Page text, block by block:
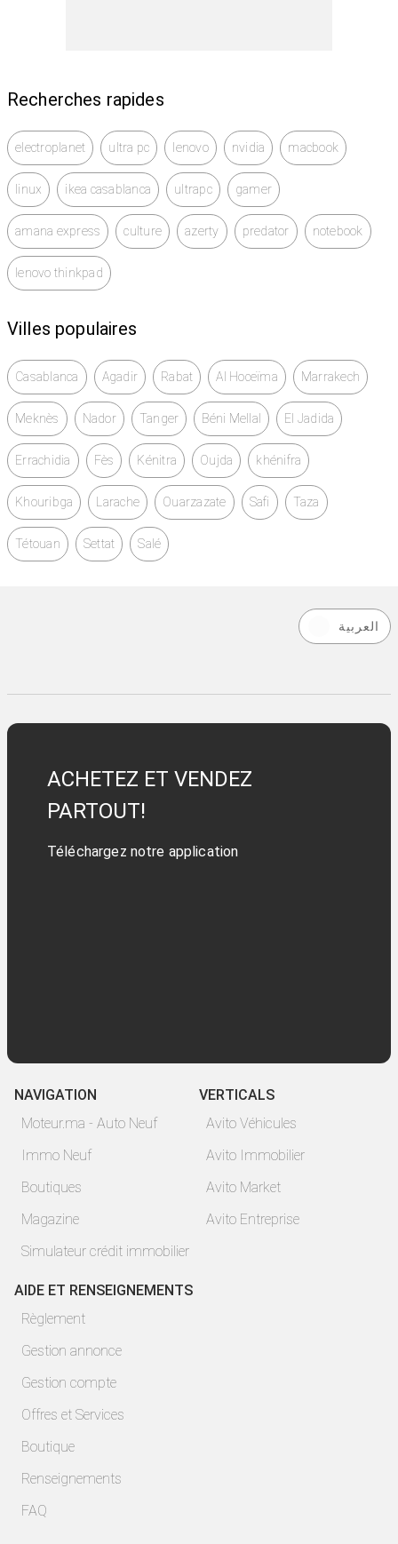
Recherches rapides
electroplanet ultra pc lenovo nvidia macbook
linux ikea casablanca ultrapc gamer
amana express culture azerty predator notebook
lenovo thinkpad
Villes populaires
Casablanca Agadir Rabat Al Hoceïma Marrakech
Meknès Nador Tanger Béni Mellal El Jadida
Errachidia Fès Kénitra Oujda khénifra
Khouribga Larache Ouarzazate Safi Taza
Tétouan Settat Salé
العربية
ACHETEZ ET VENDEZ
PARTOUT!
Téléchargez notre application
NAVIGATION
Moteur.ma - Auto Neuf
Immo Neuf
Boutiques
Magazine
Simulateur crédit immobilier
VERTICALS
Avito Véhicules
Avito Immobilier
Avito Market
Avito Entreprise
AIDE ET RENSEIGNEMENTS
Règlement
Gestion annonce
Gestion compte
Offres et Services
Boutique
Renseignements
FAQ